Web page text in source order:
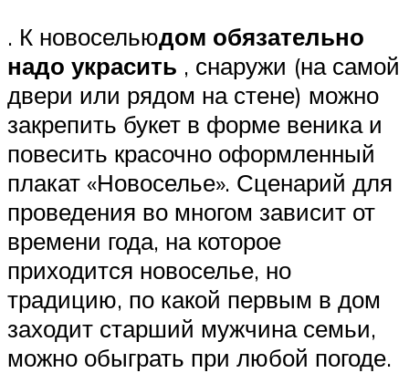
. К новосельюдом обязательно
надо украсить , снаружи (на самой
двери или рядом на стене) можно
закрепить букет в форме веника и
повесить красочно оформленный
плакат «Новоселье». Сценарий для
проведения во многом зависит от
времени года, на которое
приходится новоселье, но
традицию, по какой первым в дом
заходит старший мужчина семьи,
можно обыграть при любой погоде.